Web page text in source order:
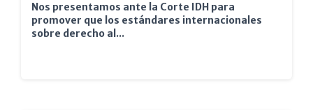
Nos presentamos ante la Corte IDH para
promover que los estándares internacionales
sobre derecho al...